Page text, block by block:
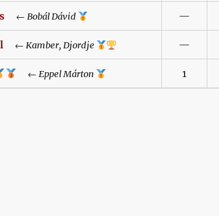
← BobálDávid —
← Kamber, Djordje —
←EppelMárton 1